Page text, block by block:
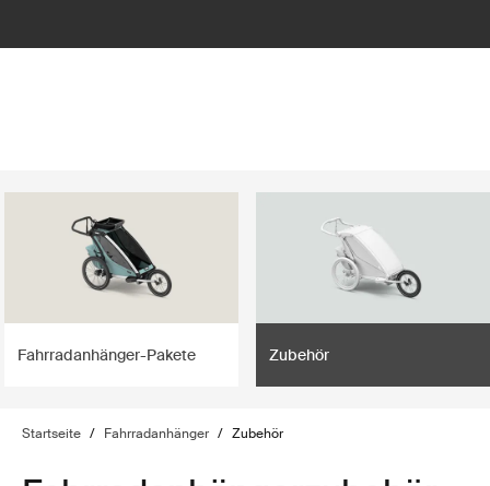
Fahrradanhänger-Pakete Zubehör
Startseite / Fahrradanhänger / Zubehör